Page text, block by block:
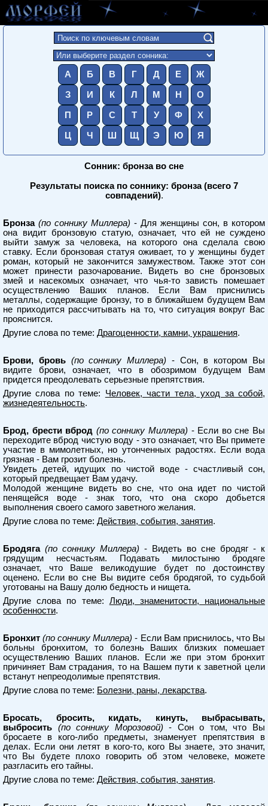
А Б В Г Д Е Ж
З И К Л М Н О
П Р С Т У Ф Х
Ц Ч Ш Щ Э Ю Я
Сонник: бронза во сне
Результаты поиска по соннику: бронза (всего 7
совпадений).
Бронза (по соннику Миллера) - Для женщины сон, в котором
она видит бронзовую статую, означает, что ей не суждено
выйти замуж за человека, на которого она сделала свою
ставку. Если бронзовая статуя оживает, то у женщины будет
роман, который не закончится замужеством. Также этот сон
может принести разочарование. Видеть во сне бронзовых
змей и насекомых означает, что чья-то зависть помешает
осуществлению Ваших планов. Если Вам приснились
металлы, содержащие бронзу, то в ближайшем будущем Вам
не приходится рассчитывать на то, что ситуация вокруг Вас
прояснится.
Другие слова по теме: Драгоценности, камни, украшения.
Брови, бровь (по соннику Миллера) - Сон, в котором Вы
видите брови, означает, что в обозримом будущем Вам
придется преодолевать серьезные препятствия.
Другие слова по теме: Человек, части тела, уход за собой,
жизнедеятельность.
Брод, брести вброд (по соннику Миллера) - Если во сне Вы
переходите вброд чистую воду - это означает, что Вы примете
участие в мимолетных, но утонченных радостях. Если вода
грязная - Вам грозит болезнь.
Увидеть детей, идущих по чистой воде - счастливый сон,
который предвещает Вам удачу.
Молодой женщине видеть во сне, что она идет по чистой
пенящейся воде - знак того, что она скоро добьется
выполнения своего самого заветного желания.
Другие слова по теме: Действия, события, занятия.
Бродяга (по соннику Миллера) - Видеть во сне бродяг - к
грядущим несчастьям. Подавать милостыню бродяге
означает, что Ваше великодушие будет по достоинству
оценено. Если во сне Вы видите себя бродягой, то судьбой
уготованы на Вашу долю бедность и нищета.
Другие слова по теме: Люди, знаменитости, национальные
особенности.
Бронхит (по соннику Миллера) - Если Вам приснилось, что Вы
больны бронхитом, то болезнь Ваших близких помешает
осуществлению Ваших планов. Если же при этом бронхит
причиняет Вам страдания, то на Вашем пути к заветной цели
встанут непреодолимые препятствия.
Другие слова по теме: Болезни, раны, лекарства.
Бросать, бросить, кидать, кинуть, выбрасывать,
выбросить
(по соннику Морозовой) - Сон о том, что Вы
бросаете в кого-либо предметы, знаменует препятствия в
делах. Если они летят в кого-то, кого Вы знаете, это значит,
что Вы будете плохо говорить об этом человеке, можете
разгласить его тайны.
Другие слова по теме: Действия, события, занятия.